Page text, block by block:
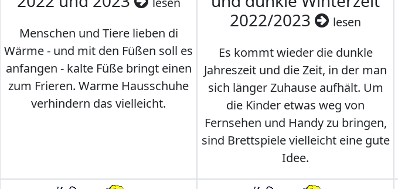
Menschen und Tiere lieben di
Wärme - und mit den Füßen soll es
anfangen - kalte Füße bringt einen
zum Frieren. Warme Hausschuhe
verhindern das vielleicht.
2022/2023
lesen
Es kommt wieder die dunkle
Jahreszeit und die Zeit, in der man
sich länger Zuhause aufhält. Um
die Kinder etwas weg von
Fernsehen und Handy zu bringen,
sind Brettspiele vielleicht eine gute
Idee.